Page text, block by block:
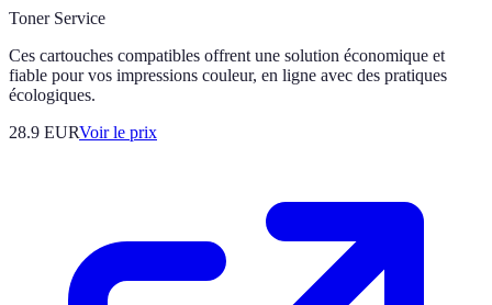
Toner Service
Ces cartouches compatibles offrent une solution économique et
fiable pour vos impressions couleur, en ligne avec des pratiques
écologiques.
28.9 EURVoir le prix